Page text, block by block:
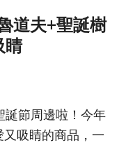
道夫+聖誕樹
睛
誕節周邊啦！今年
吸睛的商品，一